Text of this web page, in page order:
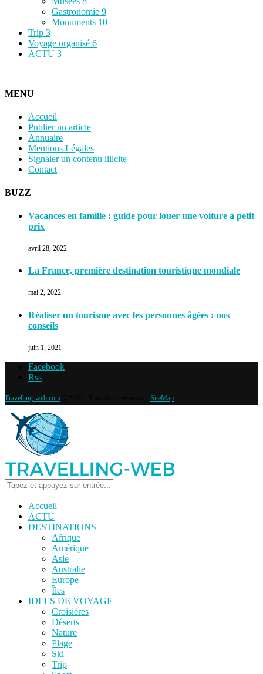
Gastronomie 9
Monuments 10
Trip 3
Voyage organisé 6
ACTU 3
MENU
Accueil
Publier un article
Annuaire
Mentions Légales
Signaler un contenu illicite
Contact
BUZZ
Vacances en famille : guide pour louer une voiture à petit
prix
avril 28, 2022
La France, première destination touristique mondiale
mai 2, 2022
Réaliser un tourisme avec les personnes âgées : nos
conseils
juin 1, 2021
Facebook
Rss
Travelling-web.com SiteMap
Accueil
ACTU
DESTINATIONS
Afrique
Amérique
Asie
Australie
Europe
Îles
IDEES DE VOYAGE
Croisières
Déserts
Nature
Plage
Ski
Trip